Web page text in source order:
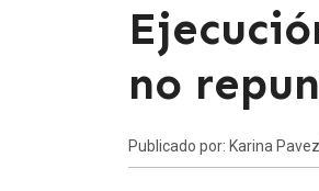
no
Publicado por: Karina Pavez